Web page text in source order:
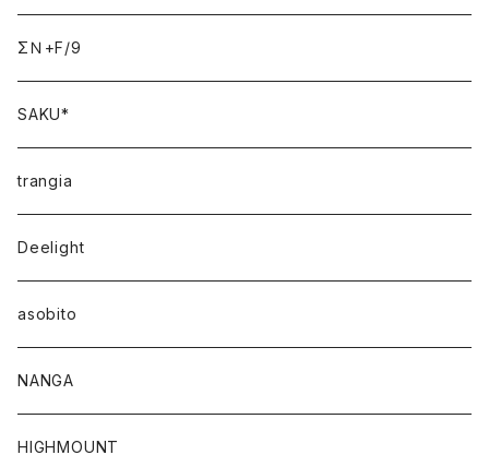
ΣＮ+F/9
SAKU*
trangia
Deelight
asobito
NANGA
HIGHMOUNT